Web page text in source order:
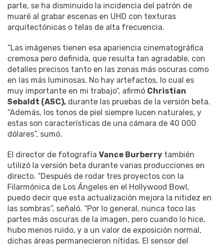
parte, se ha disminuido la incidencia del patrón de
muaré al grabar escenas en UHD con texturas
arquitectónicas o telas de alta frecuencia.
“Las imágenes tienen esa apariencia cinematográfica
cremosa pero definida, que resulta tan agradable, con
detalles precisos tanto en las zonas más oscuras como
en las más luminosas. No hay artefactos, lo cual es
muy importante en mi trabajo”, afirmó Christian
Sebaldt (ASC), durante las pruebas de la versión beta.
“Además, los tonos de piel siempre lucen naturales, y
estas son características de una cámara de 40 000
dólares”, sumó.
El director de fotografía Vance Burberry también
utilizó la versión beta durante varias producciones en
directo. “Después de rodar tres proyectos con la
Filarmónica de Los Ángeles en el Hollywood Bowl,
puedo decir que esta actualización mejora la nitidez en
las sombras”, señaló. “Por lo general, nunca toco las
partes más oscuras de la imagen, pero cuando lo hice,
hubo menos ruido, y a un valor de exposición normal,
dichas áreas permanecieron nítidas. El sensor del